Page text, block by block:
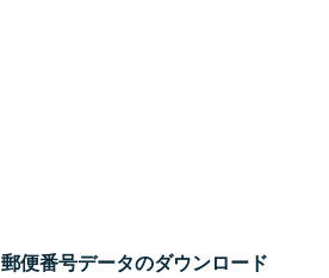
郵便番号データのダウンロード